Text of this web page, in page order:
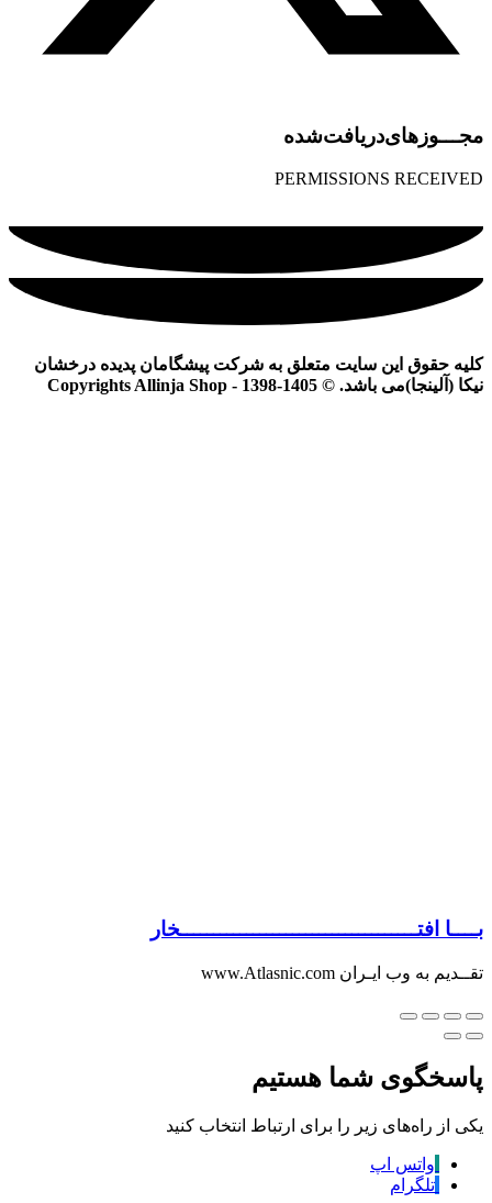
مجـــوز‌های‌دریافت‌شده
PERMISSIONS RECEIVED
کلیه حقوق این سایت متعلق به شرکت پیشگامان پدیده درخشان
نیکا (آلینجا)می باشد. © Copyrights Allinja Shop - 1398-1405
بــــا افتــــــــــــــــــــــــــــــــــــخار
تقــدیم به وب ایـران www.Atlasnic.com
پاسخگوی شما هستیم
یکی از راه‌های زیر را برای ارتباط انتخاب کنید
واتس اپ
تلگرام